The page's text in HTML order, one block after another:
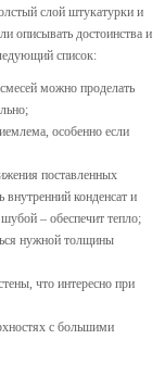
слой штукатурки и
описывать достоинства и
список:
можно проделать
особенно если
поставленных
конденсат и
– обеспечит тепло;
нужной толщины
что интересно при
с большими